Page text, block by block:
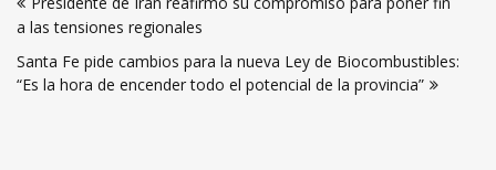
de
entradas
a las tensiones regionales
Santa Fe pide cambios para la nueva Ley de Biocombustibles:
“Es la hora de encender todo el potencial de la provincia”